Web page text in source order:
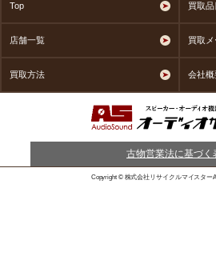
Top 買取品
店舗一覧 買取
買取方法 会社概
古物営業法に基づく
Copyright © 株式会社リサイクルマイスター